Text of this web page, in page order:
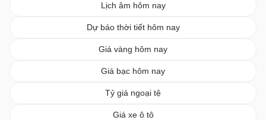
Lịch âm hôm nay
Dự báo thời tiết hôm nay
Giá vàng hôm nay
Giá bạc hôm nay
Tỷ giá ngoại tệ
Giá xe ô tô